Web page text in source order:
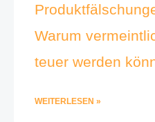
Warum
teuer werden
WEITERLESEN »